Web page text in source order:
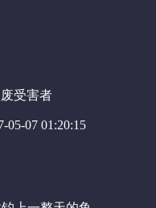
受害者
05-07 01:20:15